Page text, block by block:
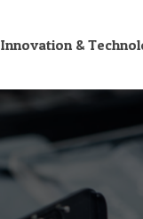
Innovation &